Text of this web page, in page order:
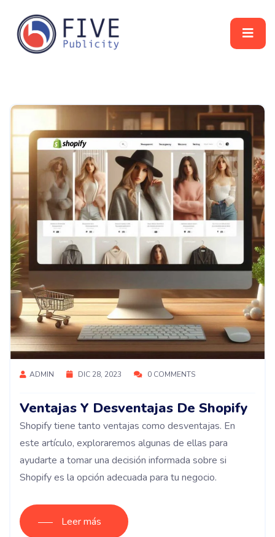
ADMIN DIC 28, 2023 0 COMMENTS
Ventajas Y Desventajas De Shopify
Shopify tiene tanto ventajas como desventajas. En
este artículo, exploraremos algunas de ellas para
ayudarte a tomar una decisión informada sobre si
Shopify es la opción adecuada para tu negocio.
Leer más